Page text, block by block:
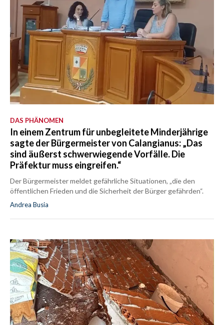
DAS PHÄNOMEN
In einem Zentrum für unbegleitete Minderjährige
sagte der Bürgermeister von Calangianus: „Das
sind äußerst schwerwiegende Vorfälle. Die
Präfektur muss eingreifen.“
Der Bürgermeister meldet gefährliche Situationen, „die den
öffentlichen Frieden und die Sicherheit der Bürger gefährden“.
Andrea Busia